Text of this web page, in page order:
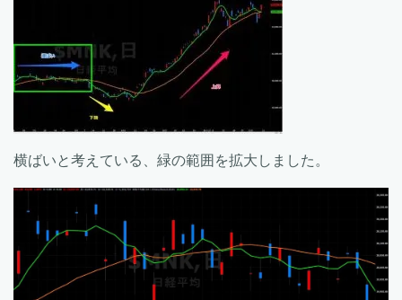
横ばいと考えている、緑の範囲を拡大しました。